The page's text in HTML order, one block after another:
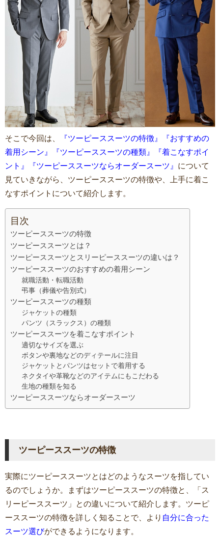
そこで今回は、
『ツーピーススーツの特徴』『おすすめの
着用シーン』『ツーピーススーツの種類』『着こなすポイ
ント』『ツーピーススーツならオーダースーツ』 について
見ていきながら、ツーピーススーツの特徴や、上手に着こ
なすポイントについて紹介します。
目次
ツーピーススーツの特徴
ツーピーススーツとは？
ツーピーススーツとスリーピーススーツの違いは？
ツーピーススーツのおすすめの着用シーン
就職活動・転職活動
弔事（葬儀や告別式）
ツーピーススーツの種類
ジャケットの種類
パンツ（スラックス）の種類
ツーピーススーツを着こなすポイント
適切なサイズを選ぶ
ボタンや裏地などのディテールに注目
ジャケットとパンツはセットで着用する
ネクタイや革靴などのアイテムにもこだわる
生地の種類を知る
ツーピーススーツならオーダースーツ
ツーピーススーツの特徴
実際にツーピーススーツとはどのようなスーツを指してい
るのでしょうか。まずはツーピーススーツの特徴と、「ス
リーピーススーツ」との違いについて紹介します。ツーピ
ーススーツの特徴を詳しく知ることで、より 自分に合った
スーツ選びができるようになります。